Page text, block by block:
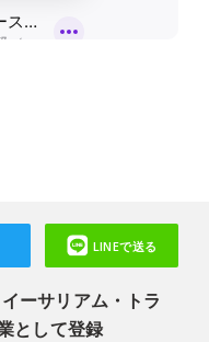
ーサリアム・トラ
として登録
LINEで送る